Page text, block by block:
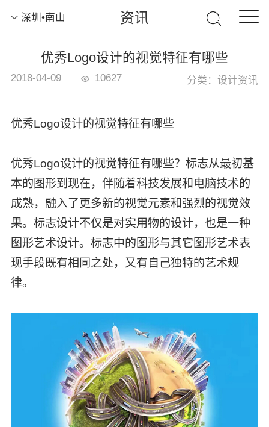
深圳•南山 资讯
优秀Logo设计的视觉特征有哪些
2018-04-09 10627 分类：设计资讯
优秀Logo设计的视觉特征有哪些
优秀Logo设计的视觉特征有哪些？标志从最初基
本的图形到现在，伴随着科技发展和电脑技术的
成熟，融入了更多新的视觉元素和强烈的视觉效
果。标志设计不仅是对实用物的设计，也是一种
图形艺术设计。标志中的图形与其它图形艺术表
现手段既有相同之处，又有自己独特的艺术规
律。